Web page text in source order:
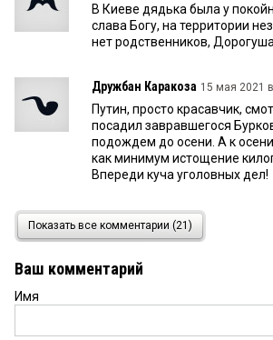
В Киеве дядька была у
слава Богу, на территории
нет родственников, Дорогуша.
Дружбан Каракоза 15 мая 2021
Путин, просто красавчик,
посадил завравшегося
подождем до осени. А к
как минимум истощение
Впереди куча уголовных дел!
Станиславский 15 мая 2021 в
Тут похоже все бурковские
спросить, когда Владимир
фактом и напоминал об этом
Показать все комментарии (21)
Ваш комментарий
Имя